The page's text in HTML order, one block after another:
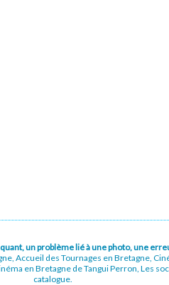
un problème lié à une photo, une
Accueil des Tournages en Bretagne,
en Bretagne de Tangui Perron, Les
catalogue.